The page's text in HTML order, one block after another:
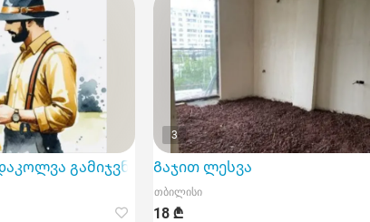
გამიჯვნა გაერთიანება
3
Გაჯით ლესვა
თბილისი
18 ₾